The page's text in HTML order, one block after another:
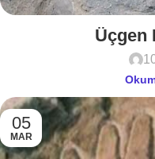
Üçgen
05
MAR